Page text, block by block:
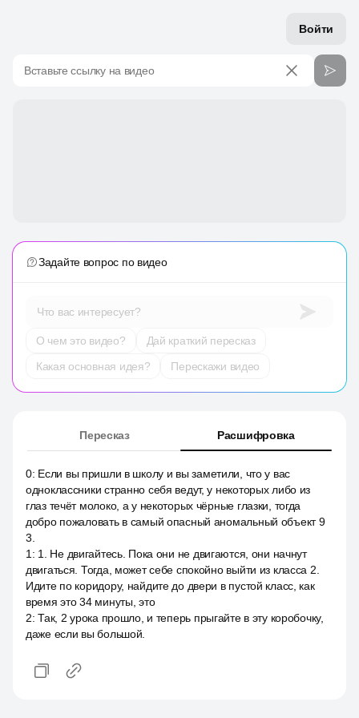
Войти
Вставьте ссылку на видео
Задайте вопрос по видео
Что вас интересует?
О чем это видео?
Дай краткий пересказ
Какая основная идея?
Перескажи видео
Пересказ Расшифровка
0: Если вы пришли в школу и вы заметили, что у вас
одноклассники странно себя ведут, у некоторых либо из
глаз течёт молоко, а у некоторых чёрные глазки, тогда
добро пожаловать в самый опасный аномальный объект 9
3.
1 : 1. Не двигайтесь. Пока они не двигаются, они начнут
двигаться. Тогда, может себе спокойно выйти из класса 2.
Идите по коридору, найдите до двери в пустой класс, как
время это 34 минуты, это
2:Так, 2 урока прошло, и теперь прыгайте в эту коробочку,
даже если вы большой.